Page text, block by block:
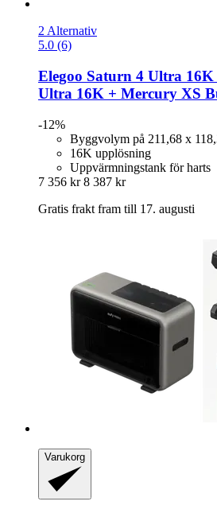
2 Alternativ
5.0 (6)
Elegoo Saturn 4 Ultra
Ultra 16K + Mercury XS
-12%
Byggvolym på 211,68 x
16K upplösning
Uppvärmningstank för harts
7 356 kr 8 387 kr
Gratis frakt fram till 17. augusti
Varukorg